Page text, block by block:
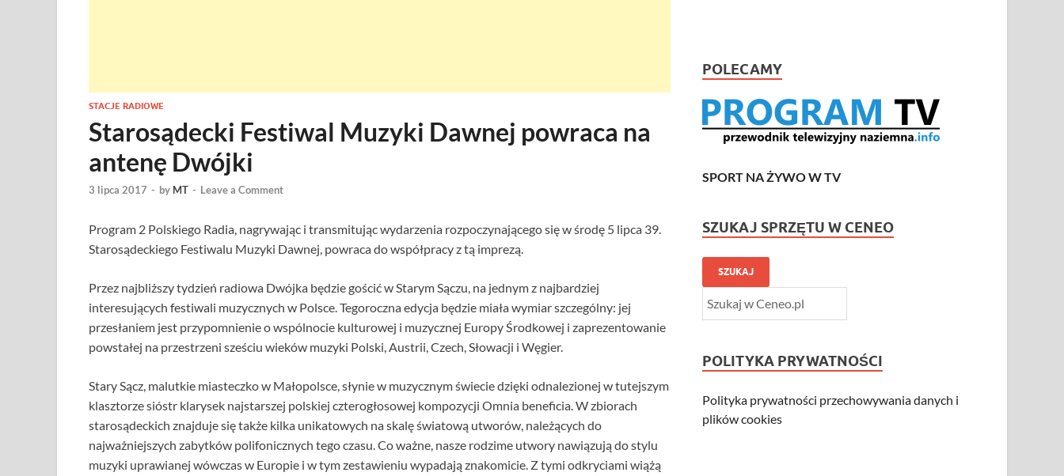
STACJE RADIOWE
Starosądecki Festiwal Muzyki Dawnej powraca na
antenę Dwójki
3 lipca 2017 - by MT - Leave a Comment
Program 2 Polskiego Radia, nagrywając i transmitując wydarzenia rozpoczynającego się w środę 5 lipca 39.
Starosądeckiego Festiwalu Muzyki Dawnej, powraca do współpracy z tą imprezą.
Przez najbliższy tydzień radiowa Dwójka będzie gościć w Starym Sączu, na jednym z najbardziej
interesujących festiwali muzycznych w Polsce. Tegoroczna edycja będzie miała wymiar szczególny: jej
przesłaniem jest przypomnienie o wspólnocie kulturowej i muzycznej Europy Środkowej i zaprezentowanie
powstałej na przestrzeni sześciu wieków muzyki Polski, Austrii, Czech, Słowacji i Węgier.
Stary Sącz, malutkie miasteczko w Małopolsce, słynie w muzycznym świecie dzięki odnalezionej w tutejszym
klasztorze sióstr klarysek najstarszej polskiej czterogłosowej kompozycji Omnia beneficia. W zbiorach
starosądeckich znajduje się także kilka unikatowych na skalę światową utworów, należących do
najważniejszych zabytków polifonicznych tego czasu. Co ważne, nasze rodzime utwory nawiązują do stylu
muzyki uprawianej wówczas w Europie i w tym zestawieniu wypadają znakomicie. Z tymi odkryciami wiążą
POLECAMY
SPORT NA ŻYWO W TV
SZUKAJ SPRZĘTU W CENEO
SZUKAJ
POLITYKA PRYWATNOŚCI
Polityka prywatności przechowywania danych i
plików cookies